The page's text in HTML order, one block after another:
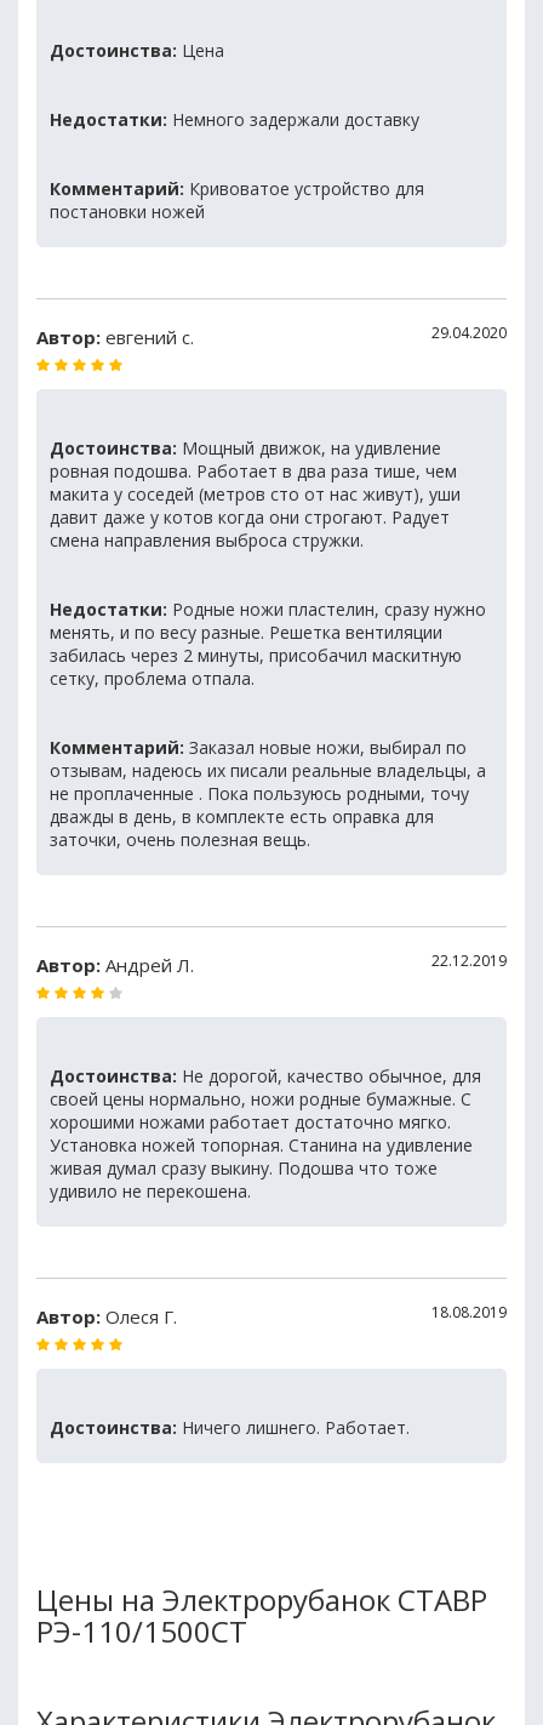
Достоинства: Цена
Недостатки: Немного задержали доставку
Комментарий: Кривоватое устройство для
постановки ножей
Автор: евгений с. 29.04.2020
Достоинства: Мощный движок, на удивление
ровная подошва. Работает в два раза тише, чем
макита у соседей (метров сто от нас живут), уши
давит даже у котов когда они строгают. Радует
смена направления выброса стружки.
Недостатки: Родные ножи пластелин, сразу нужно
менять, и по весу разные. Решетка вентиляции
забилась через 2 минуты, присобачил маскитную
сетку, проблема отпала.
Комментарий: Заказал новые ножи, выбирал по
отзывам, надеюсь их писали реальные владельцы, а
не проплаченные . Пока пользуюсь родными, точу
дважды в день, в комплекте есть оправка для
заточки, очень полезная вещь.
Автор: Андрей Л. 22.12.2019
Достоинства: Не дорогой, качество обычное, для
своей цены нормально, ножи родные бумажные. С
хорошими ножами работает достаточно мягко.
Установка ножей топорная. Станина на удивление
живая думал сразу выкину. Подошва что тоже
удивило не перекошена.
Автор: Олеся Г. 18.08.2019
Достоинства: Ничего лишнего. Работает.
Цены на Электрорубанок СТАВР
РЭ-110/1500СТ